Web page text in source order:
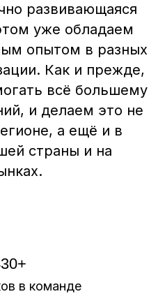
развивающаяся
уже обладаем
опытом в разных
Как и прежде,
всё большему
и делаем это не
а ещё и в
страны и на
в команде